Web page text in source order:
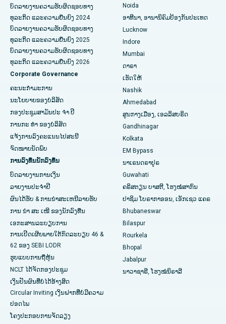
ໂຮງໝໍທີ່ດີທີ່ສຸດໃນ Seshadripuram, Bangalore
ໂຮງໝໍທີ່ດີທີ່ສຸດໃນ Waltair Main Road, Visakhapatnam
ໂຮງຫມໍທີ່ດີທີ່ສຸດໃນ Subhash Nagar Road, Karimnagar
ໂຮງຫມໍທີ່ດີທີ່ສຸດໃນ Managari, Karaikudi
ໂຮງໝໍທີ່ດີທີ່ສຸດໃນ Arepally, Warangal
ໂຮງໝໍທີ່ດີທີ່ສຸດໃນ Arera Colony, Bhopal
ໂຮງຫມໍທີ່ດີທີ່ສຸດໃນ Jayanagar, Bangalore
ໂຮງໝໍທີ່ດີທີ່ສຸດໃນ KK Nagar, Madurai
ໂຮງຫມໍທີ່ດີທີ່ສຸດໃນ Sector-19, Rourkela
ໂຮງໝໍທີ່ດີທີ່ສຸດໃນ Swargate, Pune
ໂຮງໝໍມະເຮັງແມ່ຍິງທີ່ດີທີ່ສຸດໃນພາກໃຕ້ຂອງເດລີ
ບົດລາຍງານຄວາມຮັບຜິດຊອບທາງ
ທຸລະກິດ ແລະຄວາມຍືນຍົງ 2024
ບົດລາຍງານຄວາມຮັບຜິດຊອບທາງ
ທຸລະກິດ ແລະຄວາມຍືນຍົງ 2025
ບົດລາຍງານຄວາມຮັບຜິດຊອບທາງ
ທຸລະກິດ ແລະຄວາມຍືນຍົງ 2026
Corporate Governance
ຄະນະກໍາມະການ
ນະໂຍບາຍຂອງບໍລິສັດ
ກອງປະຊຸມສາມັນປະ ຈຳ ປີ
ການກະ ທຳ ຂອງບໍລິສັດ
ແຈ້ງການລົງຄະແນນໄປສະນີ
ຈົດໝາຍນັດພົບ
ການລົງທຶນນັກລົງທຶນ
ບົດລາຍງານການເງິນ
ລາຍງານປະຈໍາປີ
ຜົນໄດ້ຮັບ & ການນໍາສະເຫນີລາຍຮັບ
ການ ນຳ ສະ ເໜີ ຂອງນັກລົງທືນ
ເອກະສານລະບຽບການ
ການເປີດເຜີຍພາຍໃຕ້ກົດລະບຽບ 46 &
62 ຂອງ SEBI LODR
ຮູບແບບການຖືຫຸ້ນ
NCLT ໄດ້​ຈັດ​ກອງ​ປະ​ຊຸມ​
ເງິນປັນຜົນທີ່ບໍ່ໄດ້ອ້າງສິດ
Circular Inviting ເງິນຝາກທີ່ບໍ່ມີຄວາມ
ປອດໄພ
ໂຄງປະກອບການຈັດລຽງ
Noida
ອາທີນາ, ອານານິຄົມປ້ອງກັນປະເທດ
Lucknow
Indore
Mumbai
ດາຣາ
ເຮັດໃຫ້
Nashik
Ahmedabad
ສູນກາງເມືອງ, ເອລລິສບຣິດ
Gandhinagar
Kolkata
EM Bypass
ນາເຣນດຣາປູຣ
Guwahati
ຄຣິສຕຽນ ບາສຕີ, ໂຮງໝໍສາກົນ
ປາຊິມ ໂບຣາກາອອນ, ເອັກເຊວ ແຄຣ
Bhubaneswar
Bilaspur
Rourkela
Bhopal
Jabalpur
ນາວາຊາຣີ, ໂຮງໝໍນິຣາລີ